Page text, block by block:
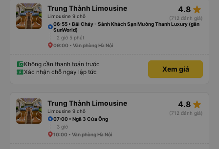
Trung Thành Limousine
Limousine 9 chỗ
4.8 star_rate
(712 đánh giá)
06:55 • Bãi Cháy - Sảnh Khách Sạn Mường Thanh Luxury (gần
SunWorld)
2 giờ 5 phút
09:00 • Văn phòng Hà Nội
Không cần thanh toán trước
Xác nhận chỗ ngay lập tức
Xem giá
Trung Thành Limousine
Limousine 9 chỗ
4.8 star_rate
(712 đánh giá)
07:00 • Ngã 3 Cửa Ông
3 giờ
10:00 • Văn phòng Hà Nội